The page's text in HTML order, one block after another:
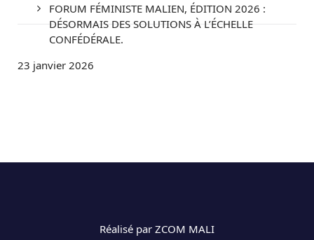
FORUM FÉMINISTE MALIEN, ÉDITION 2026 :
DÉSORMAIS DES SOLUTIONS À L’ÉCHELLE
CONFÉDÉRALE.
23 janvier 2026
Réalisé par ZCOM MALI